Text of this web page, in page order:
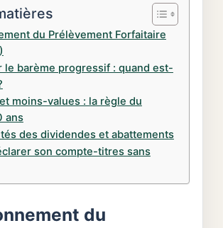
du Prélèvement Forfaitaire
le barème progressif : quand est-
moins-values : la règle du
ans
des dividendes et abattements
son compte-titres sans
du